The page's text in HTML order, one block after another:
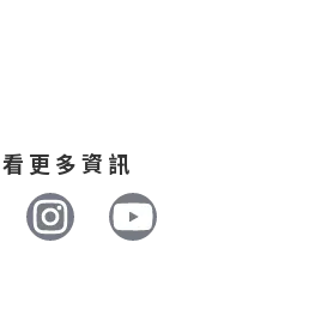
更 多 資 訊